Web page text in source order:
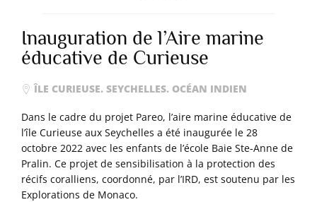
Inauguration de l’Aire marine
éducative de Curieuse
ÎLE CURIEUSE. SEYCHELLES. OCÉAN INDIEN
Dans le cadre du projet Pareo, l’aire marine éducative de
l’île Curieuse aux Seychelles a été inaugurée le 28
octobre 2022 avec les enfants de l’école Baie Ste-Anne de
Pralin. Ce projet de sensibilisation à la protection des
récifs coralliens, coordonné, par l’IRD, est soutenu par les
Explorations de Monaco.